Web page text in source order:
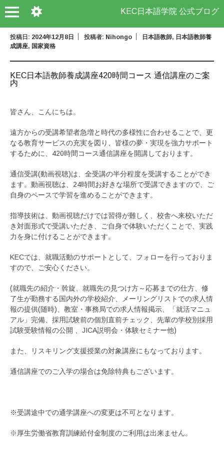
KEC日本語学院 公式ブログ
投稿日: 2024年12月8日 投稿者: Nihongo 日本語教師, 日本語教師養
成講座, 国家資格
KEC日本語教師養成講座420時間コース 通信講座のご案
内
皆さん、こんにちは。
遠方からの受講希望者急増と時代の多様性に合わせることで、更
なる教育サービスの充実を図り、皆様の夢・実現を強力サポート
するために、420時間コース通信講座を開講しております。
通信受講(動画視聴)は、全受講の半分程度を受講することができ
ます。動画視聴は、24時間お好きな場所で受講できますので、ご
自身のペースで学習を進めることができます。
指導技術は、動画視聴だけでは習得が難しく、校舎へ来校いただ
き対面形式で受講いただき、ご自身で体験いただくことで、実践
力を身に付けることができます。
KECでは、就職活動のサポートとして、フォローを行っておりま
すので、ご安心ください。
(就職先の紹介・斡旋、就職先の見つけ方～応募までの仕方、修
了生が勤務する国内外の学校紹介、メーリングリストでの求人情
報の提供(随時)、教室・事務局での求人情報掲示、「就活マニュ
アル」完備、採用試験前の個別直前チェック、先輩の学校別採用
試験受験情報の公開 、JICA説明会・体験セミナー他)
また、リスキリング支援授業の対象講座にもなっております。
通信講座でのご入学の場合は免除特典もございます。
※受講途中での通学講座への変更は不可となります。
※厚生労働省教育訓練給付金制度のご利用は出来ません。